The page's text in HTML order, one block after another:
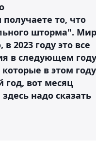
то, что
шторма". Мир
2023 году это все
в следующем году
в этом году
год, вот месяц
надо сказать